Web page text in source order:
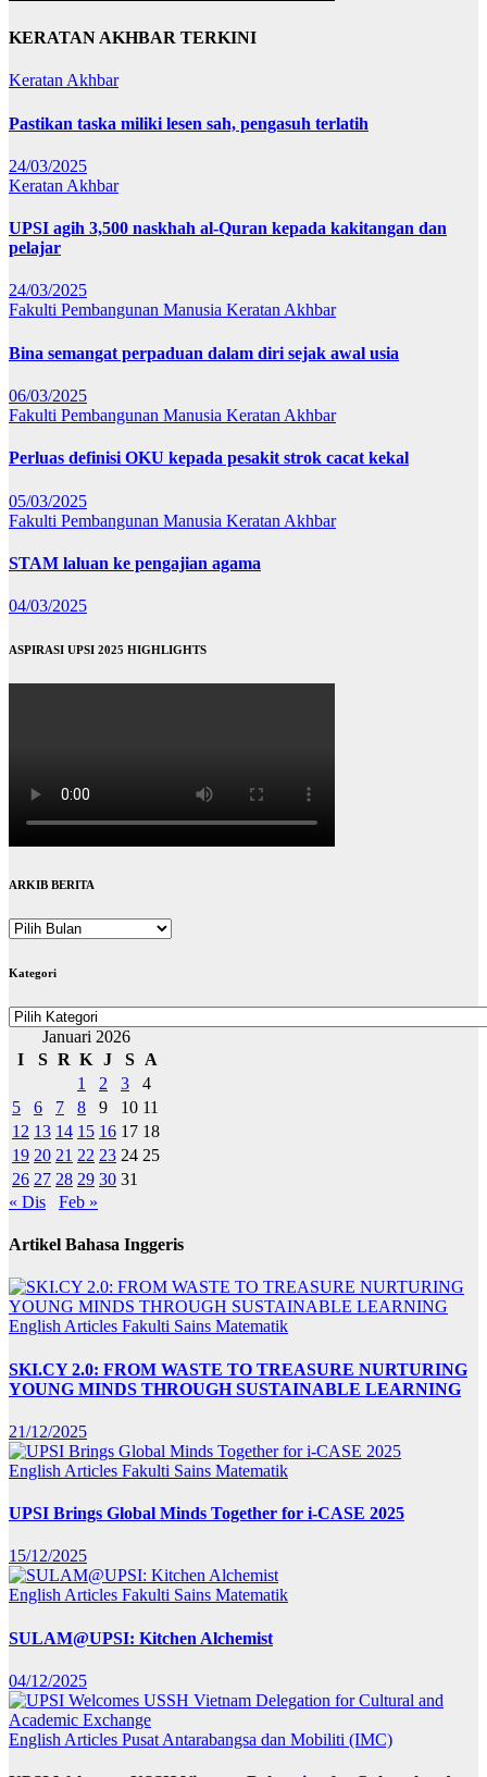
KERATAN AKHBAR TERKINI
Keratan Akhbar
Pastikan taska miliki lesen sah, pengasuh terlatih
24/03/2025
Keratan Akhbar
UPSI agih 3,500 naskhah al-Quran kepada kakitangan dan
pelajar
24/03/2025
Fakulti Pembangunan Manusia Keratan Akhbar
Bina semangat perpaduan dalam diri sejak awal usia
06/03/2025
Fakulti Pembangunan Manusia Keratan Akhbar
Perluas definisi OKU kepada pesakit strok cacat kekal
05/03/2025
Fakulti Pembangunan Manusia Keratan Akhbar
STAM laluan ke pengajian agama
04/03/2025
ASPIRASI UPSI 2025 HIGHLIGHTS
ARKIB BERITA
ARKIB
Kategori
Kategori
Januari 2026
I
S R K J S
A
1
2 3
4
5
6 7 8 9 10 11
12 13 14 15 16 17 18
19 20 21 22 23 24 25
26 27 28 29 30 31
« Dis
Feb »
Artikel Bahasa Inggeris
English Articles Fakulti Sains Matematik
SKI.CY 2.0: FROM WASTE TO TREASURE NURTURING
YOUNG MINDS THROUGH SUSTAINABLE LEARNING
21/12/2025
English Articles Fakulti Sains Matematik
UPSI Brings Global Minds Together for i-CASE 2025
15/12/2025
English Articles Fakulti Sains Matematik
SULAM@UPSI: Kitchen Alchemist
04/12/2025
English Articles Pusat Antarabangsa dan Mobiliti (IMC)